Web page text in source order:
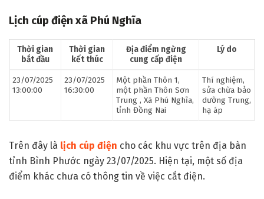
Lịch cúp điện xã Phú Nghĩa
Thời gian
bắt đầu
Thời gian
kết thúc
Địa điểm ngừng
cung cấp điện
Lý do
23/07/2025
13:00:00
23/07/2025
16:30:00
Một phần Thôn 1,
một phần Thôn Sơn
Trung , Xã Phú Nghĩa,
tỉnh Đồng Nai
Thí nghiệm,
sửa chữa bảo
dưỡng Trung,
hạ áp
Trên đây là lịch cúp điện cho các khu vực trên địa bàn
tỉnh Bình Phước ngày 23/07/2025. Hiện tại, một số địa
điểm khác chưa có thông tin về việc cắt điện.